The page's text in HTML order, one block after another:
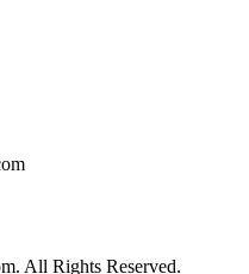
All Rights Reserved.